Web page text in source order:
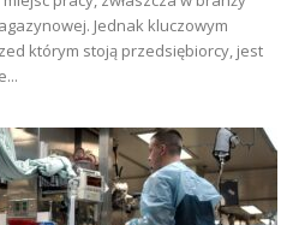
Jednak kluczowym
którym stoją przedsiębiorcy, jest